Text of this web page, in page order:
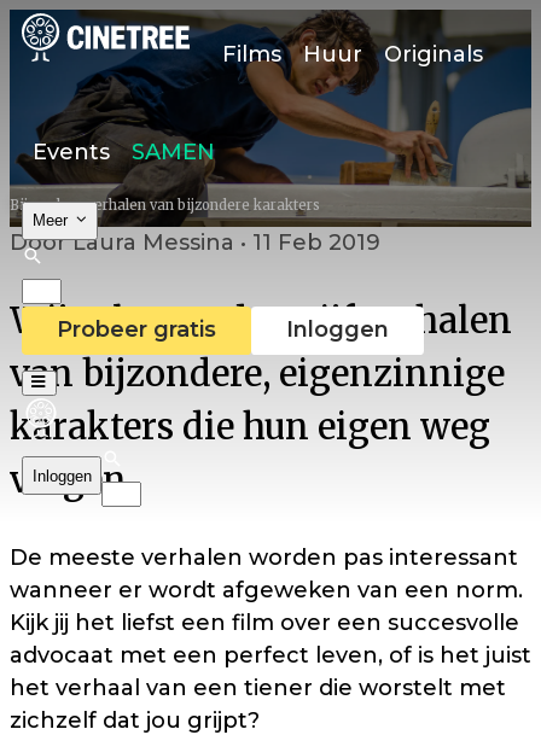
Films Huur Originals
Events SAMEN
Meer
Probeer gratis Inloggen
Inloggen
Bijzondere verhalen van bijzondere karakters
Door Laura Messina • 11 Feb 2019
Wij selecteerden vijf verhalen
van bijzondere, eigenzinnige
karakters die hun eigen weg
volgen.
De meeste verhalen worden pas interessant
wanneer er wordt afgeweken van een norm.
Kijk jij het liefst een film over een succesvolle
advocaat met een perfect leven, of is het juist
het verhaal van een tiener die worstelt met
zichzelf dat jou grijpt?